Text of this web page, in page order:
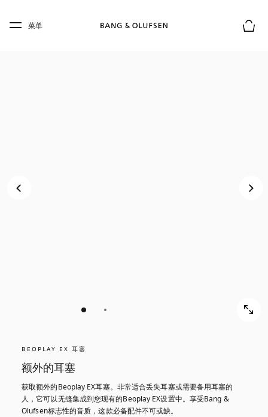
Skip to main footer
菜单
BEOPLAY EX 耳塞
额外的耳塞
获取额外的Beoplay EX耳塞。非常适合丢失耳塞或需要备用耳塞的
人，它可以无缝集成到您现有的Beoplay EX设置中。享受Bang &
Olufsen标志性的音质，这款必备配件不可或缺。